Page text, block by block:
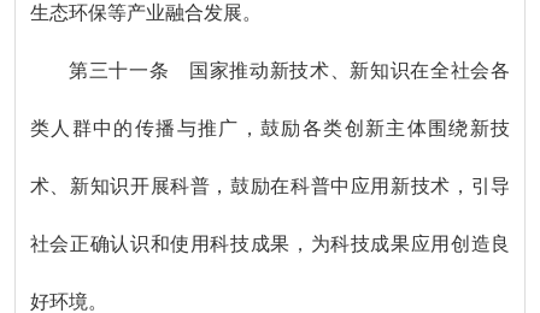
生态环保等产业融合发展。
第三十一条 国家推动新技术、新知识在全社会各
类人群中的传播与推广，鼓励各类创新主体围绕新技
术、新知识开展科普，鼓励在科普中应用新技术，引导
社会正确认识和使用科技成果，为科技成果应用创造良
好环境。